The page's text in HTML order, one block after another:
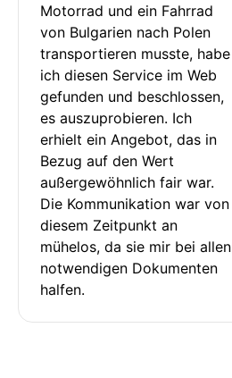
Motorrad und ein Fahrrad
von Bulgarien nach Polen
transportieren musste, habe
ich diesen Service im Web
gefunden und beschlossen,
es auszuprobieren. Ich
erhielt ein Angebot, das in
Bezug auf den Wert
außergewöhnlich fair war.
Die Kommunikation war von
diesem Zeitpunkt an
mühelos, da sie mir bei allen
notwendigen Dokumenten
halfen.